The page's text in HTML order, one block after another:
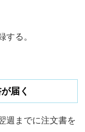
する。
届く
週までに注文書を